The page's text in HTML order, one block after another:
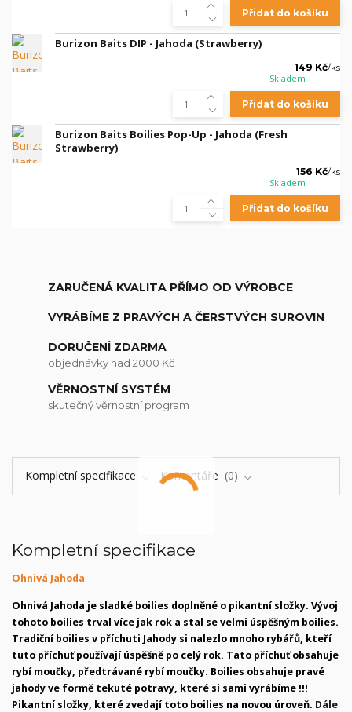
Přidat do košíku
Burizon Baits DIP - Jahoda (Strawberry)
149 Kč/ks
Skladem
Přidat do košíku
Burizon Baits Boilies Pop-Up - Jahoda (Fresh
Strawberry)
156 Kč/ks
Skladem
Přidat do košíku
ZARUČENÁ KVALITA PŘÍMO OD VÝROBCE
VYRÁBÍME Z PRAVÝCH A ČERSTVÝCH SUROVIN
DORUČENÍ ZDARMA
objednávky nad 2000 Kč
VĚRNOSTNÍ SYSTÉM
skutečný věrnostní program
Kompletní specifikace Komentáře 0
Kompletní specifikace
Ohnivá Jahoda
Ohnivá Jahoda je sladké boilies doplněné o pikantní složky. Vývoj
tohoto boilies trval více jak rok a stal se velmi úspěšným boilies.
Tradiční boilies v příchuti Jahody si nalezlo mnoho rybářů, kteří
tuto příchuť používají úspěšně po celý rok. Tato příchuť obsahuje
rybí moučky, předtrávané rybí moučky. Boilies obsahuje pravé
jahody ve formě tekuté potravy, které si sami vyrábíme !!!
Pikantní složky, které zvedají toto boilies na novou úroveň. Dále